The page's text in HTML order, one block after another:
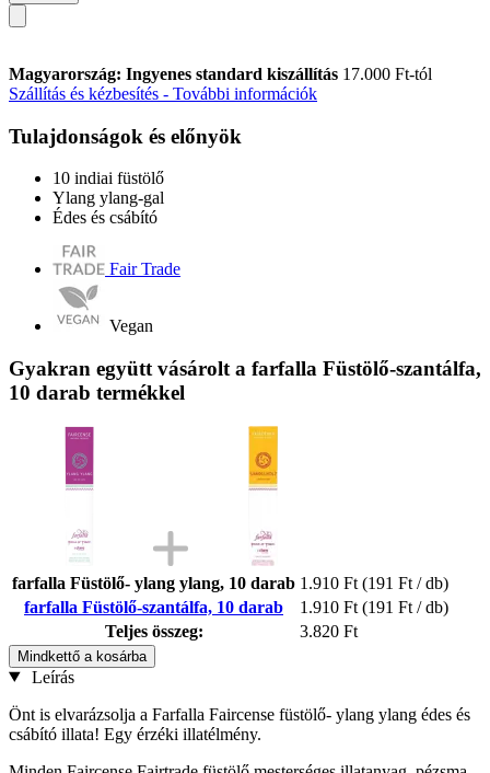
Magyarország: Ingyenes standard kiszállítás 17.000 Ft-tól
Szállítás és kézbesítés - További információk
Tulajdonságok és előnyök
10 indiai füstölő
Ylang ylang-gal
Édes és csábító
Fair Trade
Vegan
Gyakran együtt vásárolt a farfalla Füstölő-szantálfa,
10 darab termékkel
farfalla Füstölő- ylang ylang, 10 darab 1.910 Ft (191 Ft / db)
farfalla Füstölő-szantálfa, 10 darab
1.910 Ft (191 Ft / db)
Teljes összeg:
3.820 Ft
Mindkettő a kosárba
Leírás
Önt is elvarázsolja a Farfalla Faircense füstölő- ylang ylang édes és
csábító illata! Egy érzéki illatélmény.